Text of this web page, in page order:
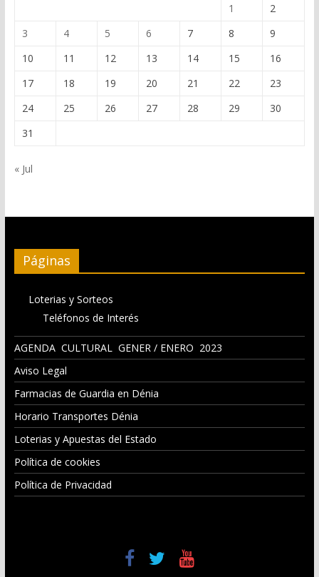
1
2
3
4 5 6 7 8
9
10
11 12 13 14 15
16
17
18 19 20 21 22
23
24
25 26 27 28 29
30
31
« Jul
Páginas
Loterias y Sorteos
Teléfonos de Interés
AGENDA CULTURAL GENER / ENERO 2023
Aviso Legal
Farmacias de Guardia en Dénia
Horario Transportes Dénia
Loterias y Apuestas del Estado
Política de cookies
Política de Privacidad